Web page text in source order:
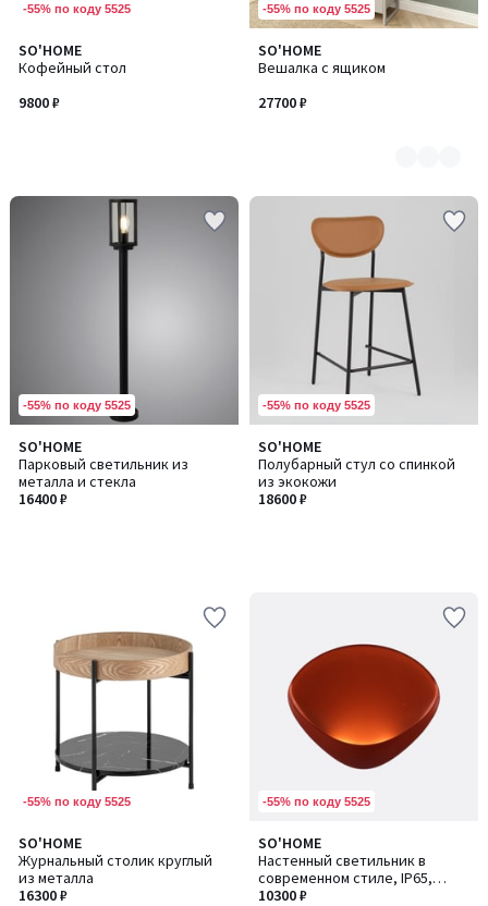
-55% по коду 5525
SO'HOME
Кофейный стол
9800 ₽
-55% по коду 5525
SO'HOME
Вешалка с ящиком
27700 ₽
Количество
цветов:
2
-55% по коду 5525
SO'HOME
Парковый светильник из
металла и стекла
16400 ₽
-55% по коду 5525
SO'HOME
Полубарный стул со спинкой
из экокожи
18600 ₽
-55% по коду 5525
SO'HOME
Журнальный столик круглый
из металла
16300 ₽
-55% по коду 5525
SO'HOME
Настенный светильник в
современном стиле, IP65,
тёплый свет
10300 ₽
Количество
цветов:
5